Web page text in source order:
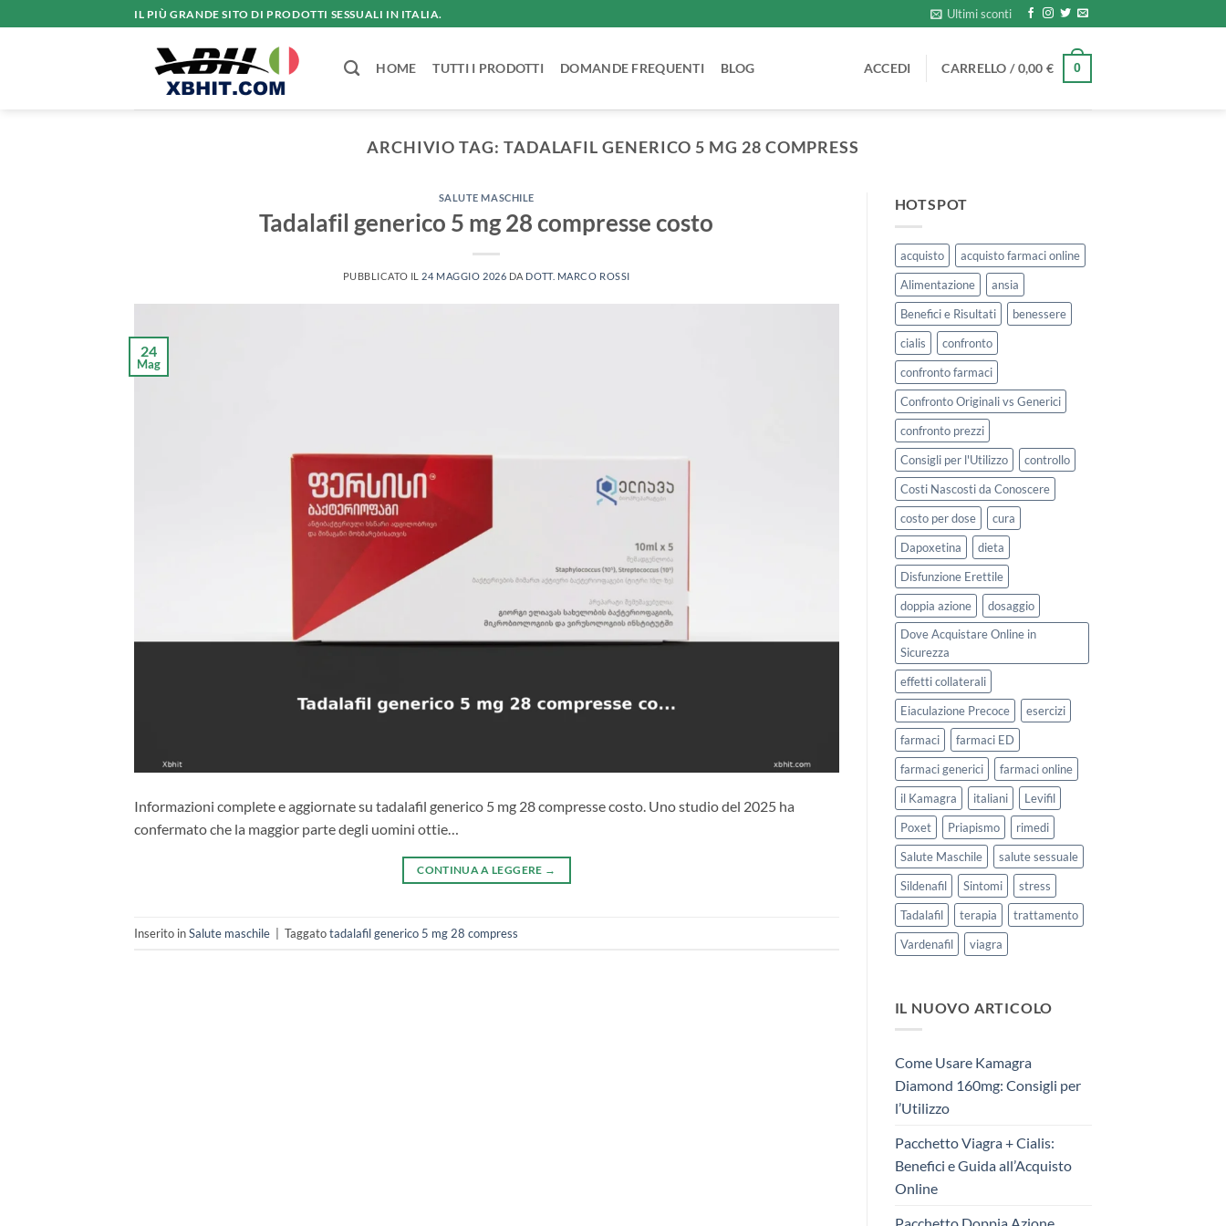
ai
IL PIÙ GRANDE SITO DI PRODOTTI SESSUALI IN ITALIA. Ultimi sconti
HOME TUTTI I PRODOTTI DOMANDE FREQUENTI BLOG ACCEDI CARRELLO /0,00€ 0
ARCHIVIO TAG: TADALAFIL GENERICO 5 MG 28 COMPRESS
SALUTE MASCHILE
Tadalafil generico 5 mg 28 compresse costo
PUBBLICATO IL 24 MAGGIO 2026 DA DOTT. MARCO ROSSI
24
Mag
Informazioni complete e aggiornate su tadalafil generico 5 mg 28 compresse costo. Uno studio del 2025 ha
confermato che la maggior parte degli uomini ottie…
CONTINUA A LEGGERE →
Inserito inSalute maschile Taggatotadalafil generico 5 mg 28 compress
HOTSPOT
acquisto
acquisto farmaci online
Alimentazione
ansia
Benefici e Risultati
benessere
cialis
confronto
confronto farmaci
Confronto Originali vs Generici
confronto prezzi
Consigli per l'Utilizzo
controllo
Costi Nascosti da Conoscere
costo per dose
cura
Dapoxetina
dieta
Disfunzione Erettile
doppia azione
dosaggio
Dove Acquistare Online in
Sicurezza
effetti collaterali
Eiaculazione Precoce
esercizi
farmaci
farmaci ED
farmaci generici
farmaci online
il Kamagra
italiani
Levifil
Poxet
Priapismo
rimedi
Salute Maschile
salute sessuale
Sildenafil
Sintomi
stress
Tadalafil
terapia
trattamento
Vardenafil
viagra
IL NUOVO ARTICOLO
Come Usare Kamagra
Diamond 160mg: Consigli per
l’Utilizzo
Pacchetto Viagra + Cialis:
Benefici e Guida all’Acquisto
Online